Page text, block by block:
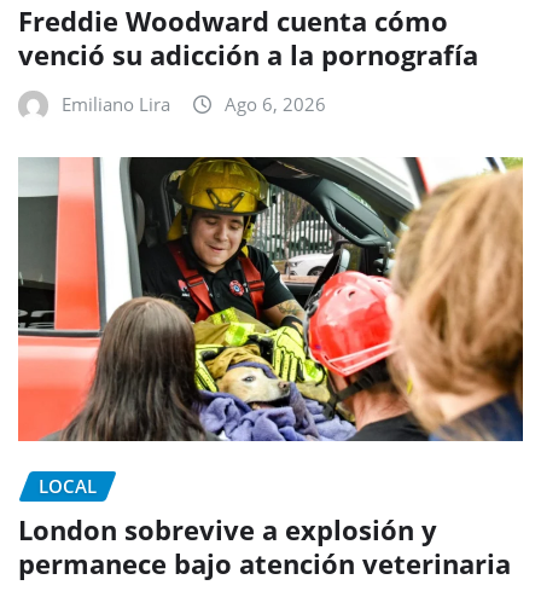
Freddie Woodward cuenta cómo
venció su adicción a la pornografía
Emiliano Lira Ago 6, 2026
LOCAL
London sobrevive a explosión y
permanece bajo atención veterinaria